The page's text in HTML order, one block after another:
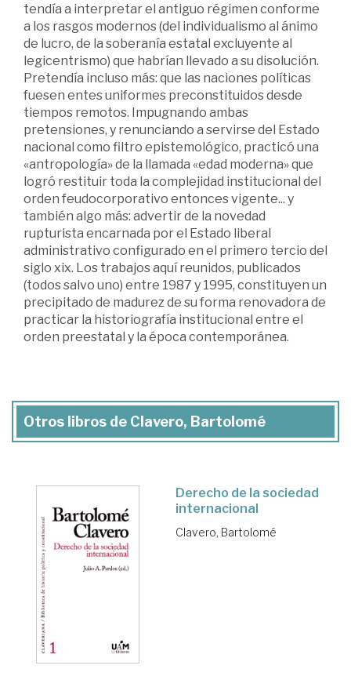
tendía a interpretar el antiguo régimen conforme
a los rasgos modernos (del individualismo al ánimo
de lucro, de la soberanía estatal excluyente al
legicentrismo) que habrían llevado a su disolución.
Pretendía incluso más: que las naciones políticas
fuesen entes uniformes preconstituidos desde
tiempos remotos. Impugnando ambas
pretensiones, y renunciando a servirse del Estado
nacional como filtro epistemológico, practicó una
«antropología» de la llamada «edad moderna» que
logró restituir toda la complejidad institucional del
orden feudocorporativo entonces vigente... y
también algo más: advertir de la novedad
rupturista encarnada por el Estado liberal
administrativo configurado en el primero tercio del
siglo xix. Los trabajos aquí reunidos, publicados
(todos salvo uno) entre 1987 y 1995, constituyen un
precipitado de madurez de su forma renovadora de
practicar la historiografía institucional entre el
orden preestatal y la época contemporánea.
Otros libros de Clavero, Bartolomé
Derecho de la sociedad
internacional
Clavero, Bartolomé